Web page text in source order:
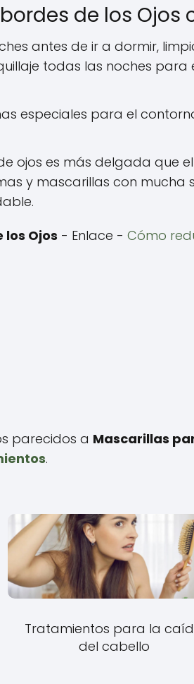
de los Ojos
antes de ir a dormir,
todas las noches
especiales para el
ojos es más delgada que
y mascarillas con mucha
Ojos - Enlace - Cómo
parecidos a Mascarillas
.
Tratamientos para la
del cabello